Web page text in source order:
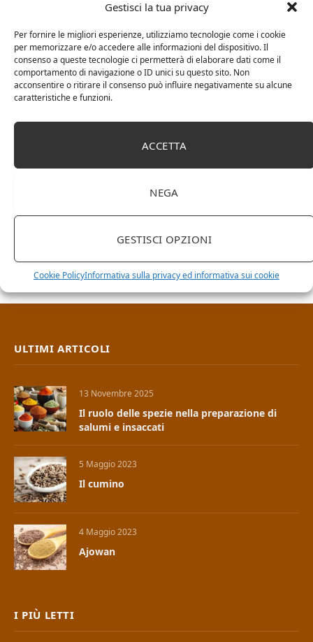
Gestisci la tua privacy
Per fornire le migliori esperienze, utilizziamo tecnologie come i cookie
per memorizzare e/o accedere alle informazioni del dispositivo. Il
consenso a queste tecnologie ci permetterà di elaborare dati come il
comportamento di navigazione o ID unici su questo sito. Non
acconsentire o ritirare il consenso può influire negativamente su alcune
caratteristiche e funzioni.
ACCETTA
NEGA
GESTISCI OPZIONI
Cookie PolicyInformativa sulla privacy ed informativa sui cookie
ULTIMI ARTICOLI
13 Novembre 2025
Il ruolo delle spezie nella preparazione di
salumi e insaccati
5 Maggio 2023
Il cumino
4 Maggio 2023
Ajowan
I PIÙ LETTI